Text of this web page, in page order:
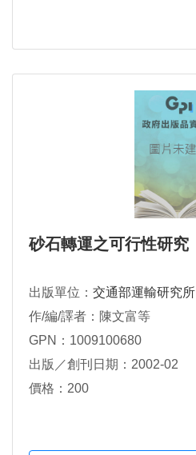
砂石轉運之可行性研究
出版單位： 交通部運輸研究所
作/編/譯者：陳文富等
GPN：1009100680
出版／創刊日期：2002-02
價格：200